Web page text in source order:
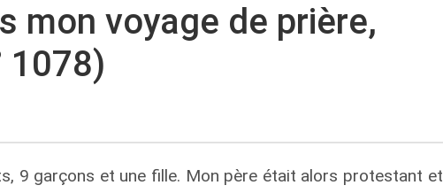
mon voyage de prière,
1078)
9 garçons et une fille. Mon père était alors protestant et